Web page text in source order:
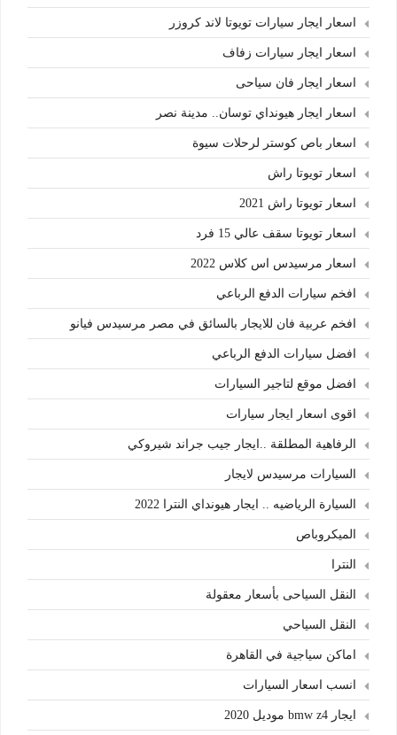
اسعار ايجار سيارات تويوتا لاند كروزر
اسعار ايجار سيارات زفاف
اسعار ايجار فان سياحى
اسعار ايجار هيونداي توسان.. مدينة نصر
اسعار باص كوستر لرحلات سيوة
اسعار تويوتا راش
اسعار تويوتا راش 2021
اسعار تويوتا سقف عالي 15 فرد
اسعار مرسيدس اس كلاس 2022
افخم سيارات الدفع الرباعي
افخم عربية فان للايجار بالسائق في مصر مرسيدس فيانو
افضل سيارات الدفع الرباعي
افضل موقع لتاجير السيارات
اقوى اسعار ايجار سيارات
الرفاهية المطلقة ..ايجار جيب جراند شيروكي
السيارات مرسيدس لايجار
السيارة الرياضيه .. ايجار هيونداي النترا 2022
الميكروباص
النترا
النقل السياحى بأسعار معقولة
النقل السياحي
اماكن سياجية في القاهرة
انسب اسعار السيارات
ايجار bmw z4 موديل 2020